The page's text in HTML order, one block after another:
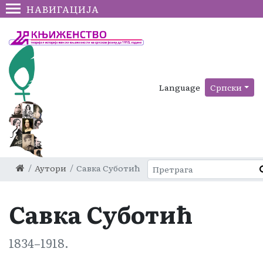
НАВИГАЦИЈА
Language Српски
Аутори Савка Суботић
Савка Суботић
1834–1918.